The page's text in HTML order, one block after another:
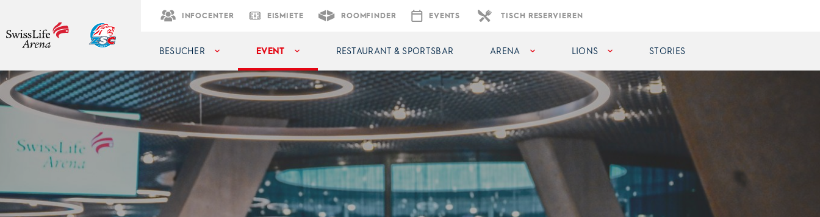
INFOCENTER EISMIETE ROOMFINDER EVENTS TISCH RESERVIEREN
BESUCHER EVENT RESTAURANT & SPORTSBAR ARENA LIONS STORIES